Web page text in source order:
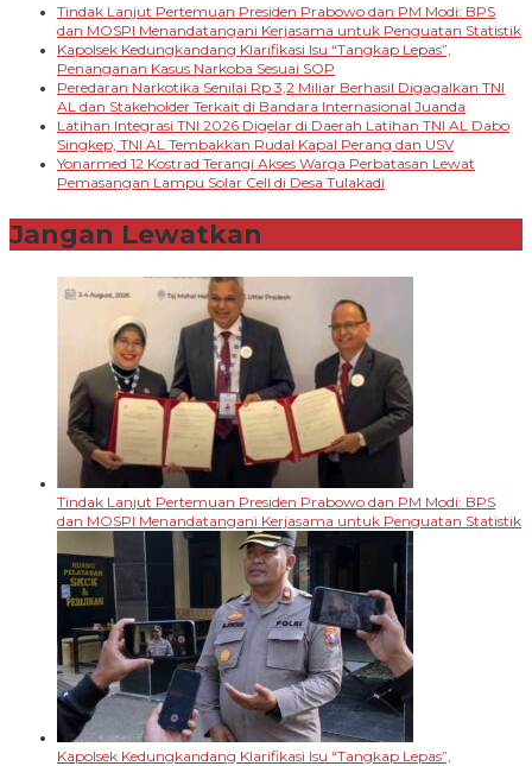
Tindak Lanjut Pertemuan Presiden Prabowo dan PM Modi: BPS
dan MOSPI Menandatangani Kerjasama untuk Penguatan Statistik
Kapolsek Kedungkandang Klarifikasi Isu “Tangkap Lepas”,
Penanganan Kasus Narkoba Sesuai SOP
Peredaran Narkotika Senilai Rp 3,2 Miliar Berhasil Digagalkan TNI
AL dan Stakeholder Terkait di Bandara Internasional Juanda
Latihan Integrasi TNI 2026 Digelar di Daerah Latihan TNI AL Dabo
Singkep, TNI AL Tembakkan Rudal Kapal Perang dan USV
Yonarmed 12 Kostrad Terangi Akses Warga Perbatasan Lewat
Pemasangan Lampu Solar Cell di Desa Tulakadi
Jangan Lewatkan
Tindak Lanjut Pertemuan Presiden Prabowo dan PM Modi: BPS
dan MOSPI Menandatangani Kerjasama untuk Penguatan Statistik
Kapolsek Kedungkandang Klarifikasi Isu “Tangkap Lepas”,